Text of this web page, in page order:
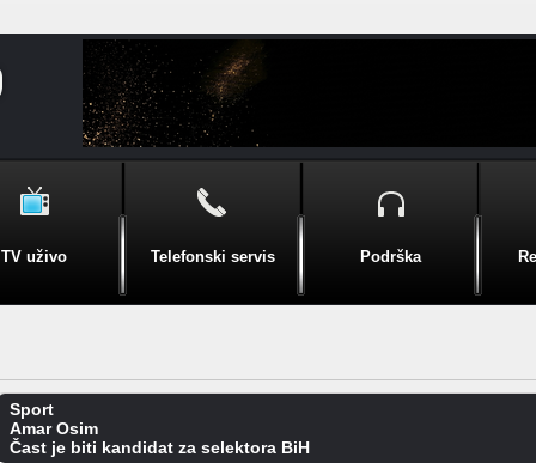
TV uživo Telefonski servis Podrška
Sport
Amar Osim
Čast je biti kandidat za selektora BiH